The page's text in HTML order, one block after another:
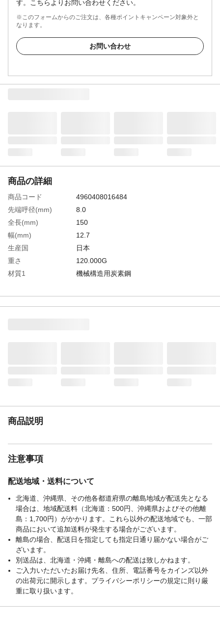
す。こちらよりお問い合わせください。
※このフォームからのご注文は、各種ポイントキャンペーン対象外と
なります。
お問い合わせ
商品の詳細
商品コード
4960408016484
先端呼径(mm)
8.0
全長(mm)
150
幅(mm)
12.7
生産国
日本
重さ
120.000G
材質1
機械構造用炭素鋼
商品説明
注意事項
配送地域・送料について
北海道、沖縄県、その他各都道府県の離島地域が配送先となる
場合は、地域配送料（北海道：500円、沖縄県およびその他離
島：1,700円）がかかります。これら以外の配送地域でも、一部
商品において追加送料が発生する場合がございます。
離島の場合、配送日を指定しても指定日通り届かない場合がご
ざいます。
別送品は、北海道・沖縄・離島への配送は致しかねます。
ご入力いただいたお届け先名、住所、電話番号をカインズ以外
の出荷元に開示します。プライバシーポリシーの規定に則り厳
重に取り扱います。